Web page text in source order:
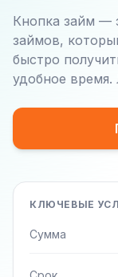
Кнопка займ —
займов,
быстро
удобное
КЛЮЧЕВЫЕ
Сумма